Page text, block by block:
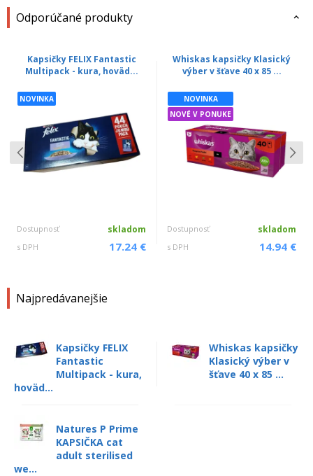
Najpredávanejšie
Kapsičky FELIX
Fantastic
Multipack - kura,
hoväd...
Whiskas kapsičky
Klasický výber v
šťave 40 x 85 ...
Natures P Prime
KAPSIČKA cat
adult sterilised
we...
Odporúčané produkty
Kapsičky FELIX Fantastic
Multipack - kura, hoväd...
NOVINKA
Dostupnosť skladom
s DPH 17.24 €
Whiskas kapsičky Klasický
výber v šťave 40 x 85 ...
NOVINKA
NOVÉ V PONUKE
Dostupnosť skladom
s DPH 14.94 €